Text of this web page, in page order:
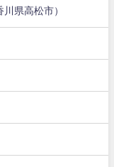
県高松市）